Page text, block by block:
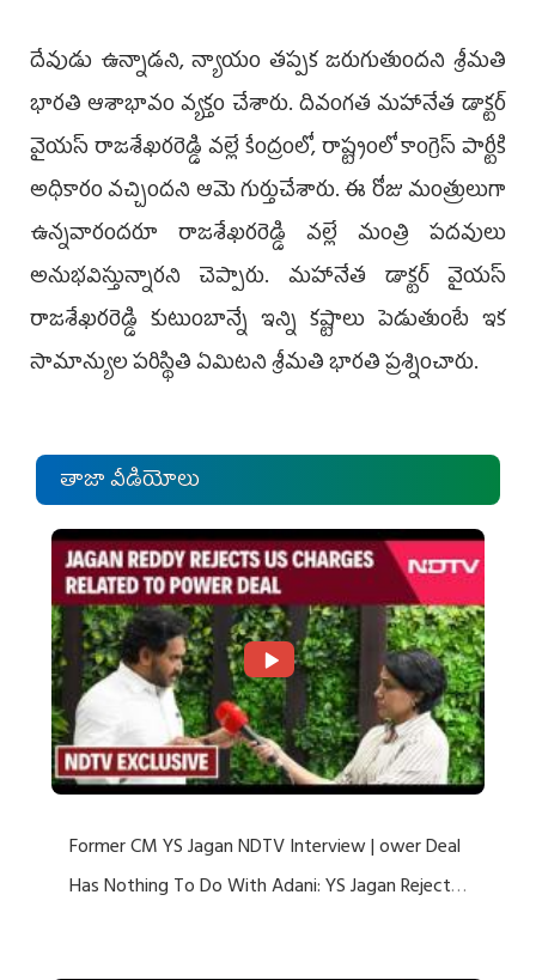
దేవుడు ఉన్నాడని, న్యాయం తప్పక జరుగుతుందని శ్రీమతి
భారతి ఆశాభావం వ్యక్తం చేశారు. దివంగత మహానేత డాక్టర్
వై‌యస్ రాజశేఖరరెడ్డి వల్లే కేంద్రంలో, రాష్ట్రంలో కాంగ్రె‌స్‌ పార్టీకి
అధికారం వచ్చిందని ఆమె గుర్తుచేశారు. ఈ రోజు మంత్రులుగా
ఉన్నవారందరూ రాజశేఖరరెడ్డి వల్లే మంత్రి పదవులు
అనుభవిస్తున్నారని చెప్పారు. మహానేత డాక్టర్ వై‌యస్‌
రాజశేఖరరెడ్డి కుటుంబాన్నే ఇన్ని కష్టాలు పెడుతుంటే ఇక
సామాన్యుల పరిస్థితి ఏమిటని శ్రీమతి భారతి ప్రశ్నించారు.
తాజా వీడియోలు
Former CM YS Jagan NDTV Interview | ower Deal
Has Nothing To Do With Adani: YS Jagan Rejects